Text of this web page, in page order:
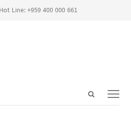
Line: +959 400 000 661
Open